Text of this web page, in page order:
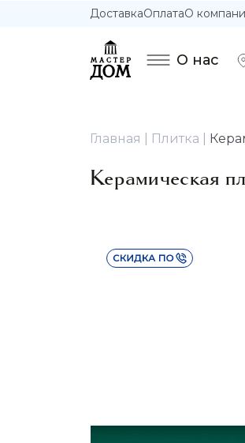
ДоставкаОплатаО
О нас
Главная Плитка
Керамическая